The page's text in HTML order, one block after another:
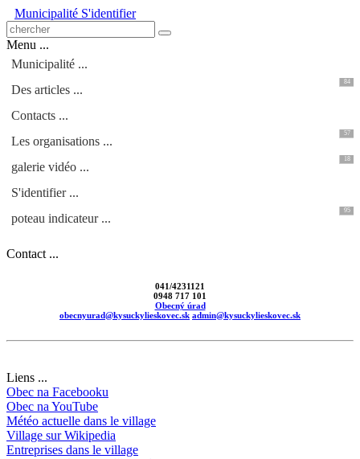
Municipalité S'identifier
Menu ...
Municipalité ...
Des articles ...
84
Contacts ...
Les organisations ...
57
galerie vidéo ...
18
S'identifier ...
poteau indicateur ...
95
Contact ...
041/4231121
0948 717 101
Obecný úrad
obecnyurad@kysuckylieskovec.sk admin@kysuckylieskovec.sk
Liens ...
Obec na Facebooku
Obec na YouTube
Météo actuelle dans le village
Village sur Wikipedia
Entreprises dans le village